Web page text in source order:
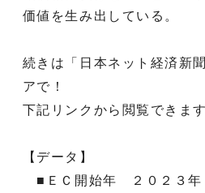
価値を生み出している。
続きは「日本ネット経済新
アで！
下記リンクから閲覧できます
【データ】
■ＥＣ開始年 ２０２３年